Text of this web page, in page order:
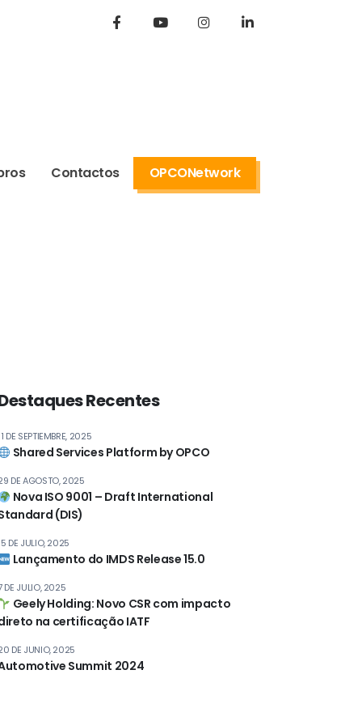
Contactos OPCONetwork
Recentes
Shared Services Platform by OPCO
DE SEPTIEMBRE, 2025
Nova ISO 9001 – Draft International
(DIS)
DE AGOSTO, 2025
Lançamento do IMDS Release 15.0
DE JULIO, 2025
Geely Holding: Novo CSR com impacto
na certificação IATF
DE JULIO, 2025
Summit 2024
DE JUNIO, 2025